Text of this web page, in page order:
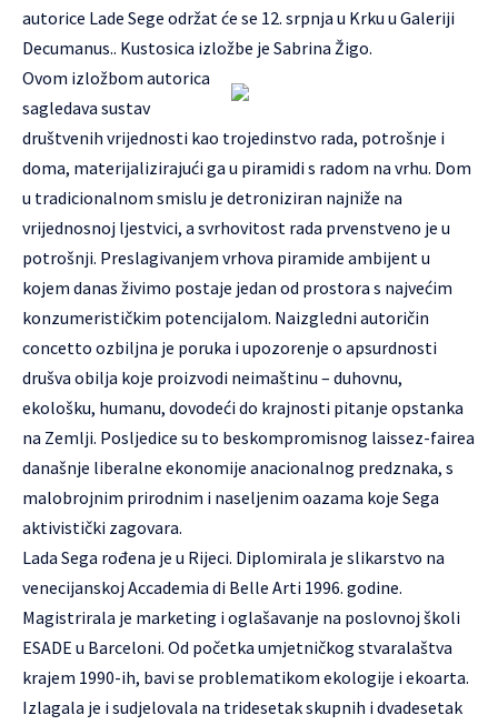
autorice Lade Sege održat će se 12. srpnja u Krku u Galeriji
Decumanus.. Kustosica izložbe je Sabrina Žigo.
Ovom izložbom autorica
sagledava sustav
društvenih vrijednosti kao trojedinstvo rada, potrošnje i
doma, materijalizirajući ga u piramidi s radom na vrhu. Dom
u tradicionalnom smislu je detroniziran najniže na
vrijednosnoj ljestvici, a svrhovitost rada prvenstveno je u
potrošnji. Preslagivanjem vrhova piramide ambijent u
kojem danas živimo postaje jedan od prostora s najvećim
konzumerističkim potencijalom. Naizgledni autoričin
concetto ozbiljna je poruka i upozorenje o apsurdnosti
drušva obilja koje proizvodi neimaštinu – duhovnu,
ekološku, humanu, dovodeći do krajnosti pitanje opstanka
na Zemlji. Posljedice su to beskompromisnog laissez-fairea
današnje liberalne ekonomije anacionalnog predznaka, s
malobrojnim prirodnim i naseljenim oazama koje Sega
aktivistički zagovara.
Lada Sega rođena je u Rijeci. Diplomirala je slikarstvo na
venecijanskoj Accademia di Belle Arti 1996. godine.
Magistrirala je marketing i oglašavanje na poslovnoj školi
ESADE u Barceloni. Od početka umjetničkog stvaralaštva
krajem 1990-ih, bavi se problematikom ekologije i ekoarta.
Izlagala je i sudjelovala na tridesetak skupnih i dvadesetak